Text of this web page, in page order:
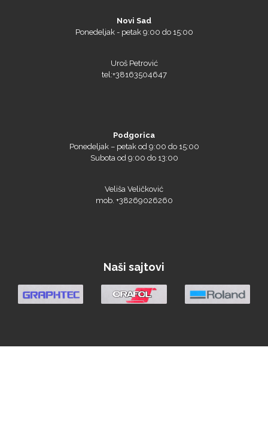
Novi Sad
Ponedeljak - petak 9:00 do 15:00
Uroš Petrović
tel:+38163504647
Podgorica
Ponedeljak – petak od 9:00 do 15:00
Subota od 9:00 do 13:00
Veliša Veličković
mob. +38269026260
Naši sajtovi